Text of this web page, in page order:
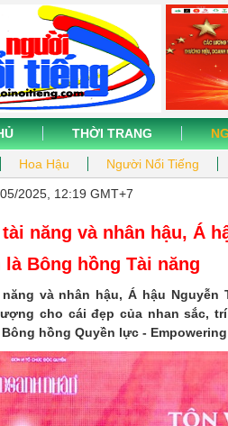
THỜI TRANG
Hoa Hậu Người Nổi Tiếng
2025, 12:19 GMT+7
năng và nhân hậu, Á
Bông hồng Tài năng
và nhân hậu, Á hậu
cho cái đẹp của nhan sắc,
hồng Quyền lực - Empowering